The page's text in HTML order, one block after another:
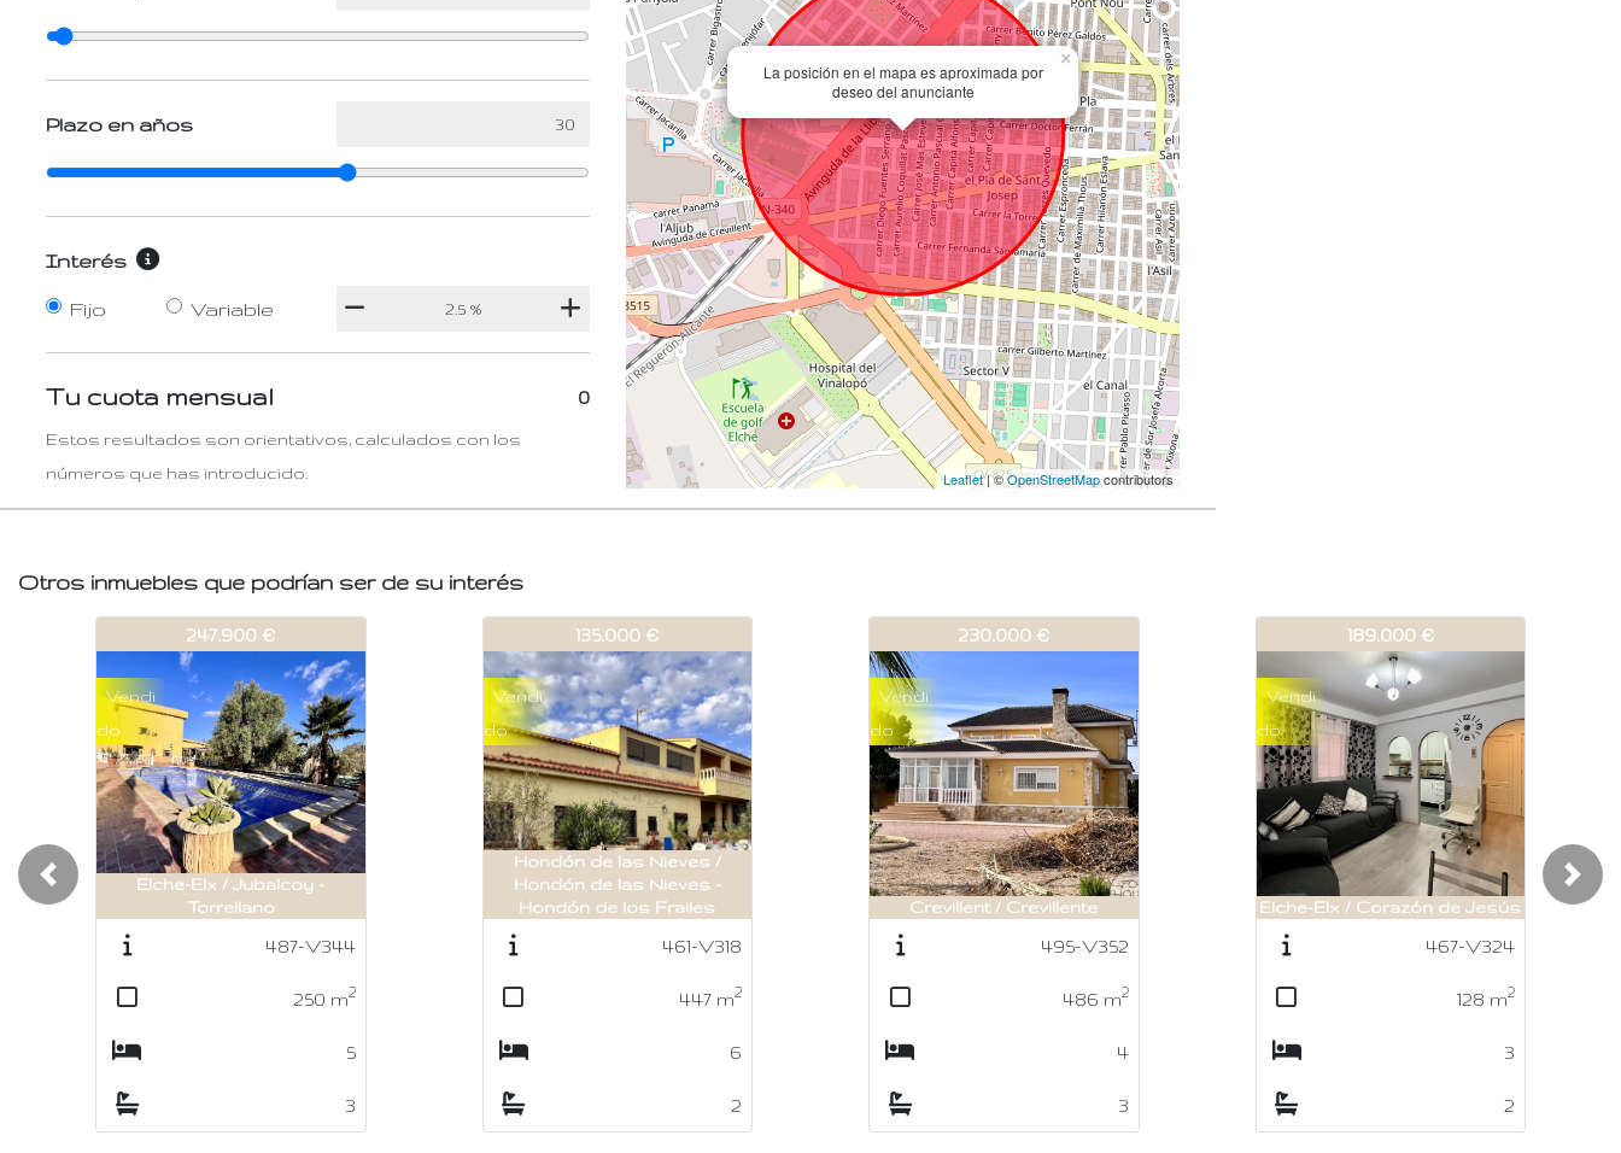
Plazo en años
Interés
Fijo Variable
Tu cuota mensual 0
Estos resultados son orientativos, calculados con los
números que has introducido.
La posición en el mapa es aproximada por
deseo del anunciante
×
Leaflet| ©OpenStreetMapcontributors
Otros inmuebles que podrían ser de su interés
542-V399135.000 €
Hondón de las Nieves /
Hondón de las Nieves -
Hondón de los Frailes
Vendi
do
461-V318
447 m2
6
2
542-V399230.000 €
Crevillent / Crevillente
Vendi
do
495-V352
486 m2
4
3
542-V399189.000 €
Elche-Elx / Corazón de Jesús
Vendi
do
467-V324
128 m2
3
2
542-V399265.000 €
Elche-Elx / Matola-Algoda-
Puçol
Reser
vado
352-V212
170 m2
4
2
Previous